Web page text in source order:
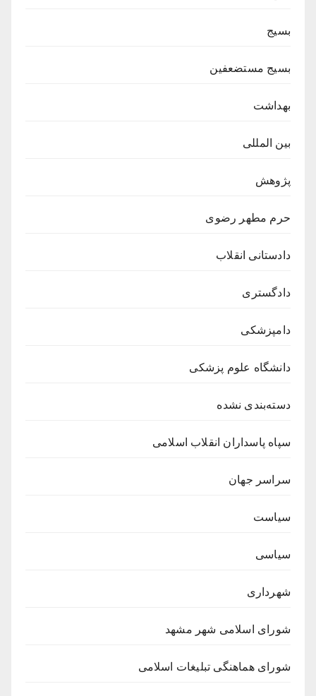
بسیج
بسیج مستضعفین
بهداشت
بین المللی
پژوهش
حرم مطهر رضوی
دادستانی انقلاب
دادگستری
دامپزشکی
دانشگاه علوم پزشکی
دسته‌بندی نشده
سپاه پاسداران انقلاب اسلامی
سراسر جهان
سیاست
سیاسی
شهرداری
شورای اسلامی شهر مشهد
شورای هماهنگی تبلیغات اسلامی